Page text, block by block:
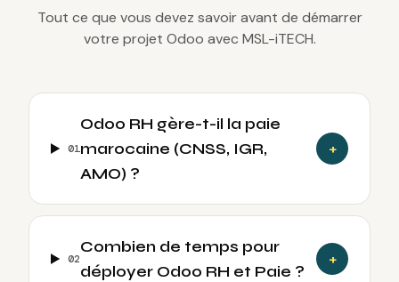
Tout ce que vous devez savoir avant de démarrer
votre projet Odoo avec MSL-iTECH.
01
Odoo RH gère-t-il la paie
marocaine (CNSS, IGR,
AMO) ?
+
02
Combien de temps pour
déployer Odoo RH et Paie ?
+